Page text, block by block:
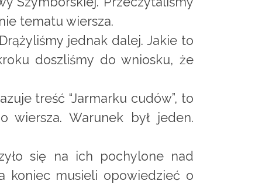
tematu wiersza.
jednak dalej. Jakie to
doszliśmy do wniosku, że
treść “Jarmarku cudów”, to
wiersza. Warunek był jeden.
się na ich pochylone nad
koniec musieli opowiedzieć o